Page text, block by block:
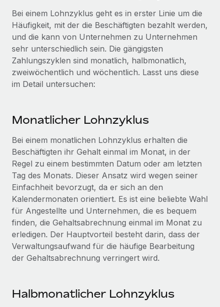
Verknüpfung beliebiger KI-Tools mit Remote über unser
MCP
Integrationen
Prozessoptimierung mit unverzichtbaren Business-
Tools
Frag unsere Expert:innen
Background-Checks
Einfacheres Bewerber:innen-Screening
Compliance Watchtower
Lückenlose Compliance
Geräteverwaltung
Globale Bereitstellung und Verfolgung von IT-
Geräten
Niederlassungen
PARTNER WERDEN
Strategische Technologiepartner
Flexible Einbettung von Global-HR-Funktionen in deine
Plattform
Beratung zu Integrationen und KI-Automatisierung
FALLSTUDIEN
So hat der KI-Vorreiter Weaviate sein Team mit
Remote um 120 % vergrößert
Weaviate auf einen Blick Weaviate entwickelt KI-basierte
Open-Source-Infrastrukturen. Das...
Mehr erfahren
Management und Payroll
Bibliothek für Stellenbeschreibungen
Webinare
Events
Newsroom
Hol dir Unterstützung
Alle Ressourcen anzeigen
BLOG
Globale Payroll
EOR und PEO
Contractor Management
Den Blog erkunden
한국어
中文（简体）
Bei einem Lohnzyklus geht es in erster Linie um die
Häufigkeit, mit der die Beschäftigten bezahlt werden,
und die kann von Unternehmen zu Unternehmen
sehr unterschiedlich sein. Die gängigsten
Zahlungszyklen sind monatlich, halbmonatlich,
zweiwöchentlich und wöchentlich. Lasst uns diese
im Detail untersuchen:
Monatlicher Lohnzyklus
Bei einem monatlichen Lohnzyklus erhalten die
Beschäftigten ihr Gehalt einmal im Monat, in der
Regel zu einem bestimmten Datum oder am letzten
Tag des Monats. Dieser Ansatz wird wegen seiner
Einfachheit bevorzugt, da er sich an den
Kalendermonaten orientiert. Es ist eine beliebte Wahl
für Angestellte und Unternehmen, die es bequem
finden, die Gehaltsabrechnung einmal im Monat zu
erledigen. Der Hauptvorteil besteht darin, dass der
Verwaltungsaufwand für die häufige Bearbeitung
der Gehaltsabrechnung verringert wird.
Halbmonatlicher Lohnzyklus